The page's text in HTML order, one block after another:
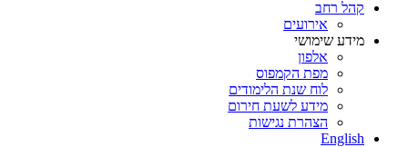
קהל רחב
אירועים
מידע שימושי
אלפון
מפת הקמפוס
לוח שנת הלימודים
מידע לשעת חירום
הצהרת נגישות
English